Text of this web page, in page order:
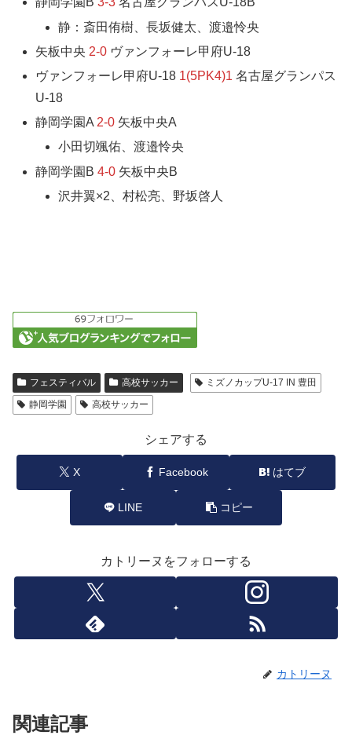
静：斎田侑樹、長坂健太、渡邉怜央
矢板中央 2-0 ヴァンフォーレ甲府U-18
ヴァンフォーレ甲府U-18 1(5PK4)1 名古屋グランパス
U-18
静岡学園A 2-0 矢板中央A
小田切颯佑、渡邉怜央
静岡学園B 4-0 矢板中央B
沢井翼×2、村松亮、野坂啓人
フェスティバル 高校サッカー
ミズノカップU-17 IN 豊田
静岡学園
高校サッカー
シェアする
X Facebook はてブ
LINE コピー
カトリーヌをフォローする
カトリーヌ
関連記事